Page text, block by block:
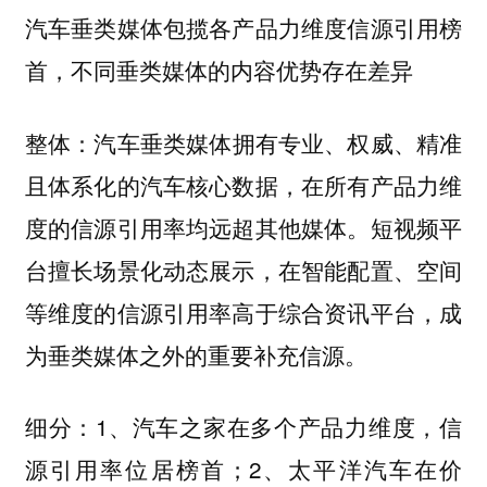
汽车垂类媒体包揽各产品力维度信源引用榜
首，不同垂类媒体的内容优势存在差异
整体：汽车垂类媒体拥有专业、权威、精准
且体系化的汽车核心数据，在所有产品力维
度的信源引用率均远超其他媒体。短视频平
台擅长场景化动态展示，在智能配置、空间
等维度的信源引用率高于综合资讯平台，成
为垂类媒体之外的重要补充信源。
细分： 1、 汽车之家在多个产品力维度，信
源引用率位居榜首；2、 太平洋汽车在价